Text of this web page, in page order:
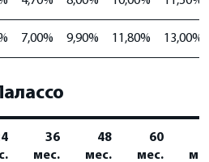
7,00% 9,90% 11,80% 13,00%
36
мес.
48
мес.
60
мес.